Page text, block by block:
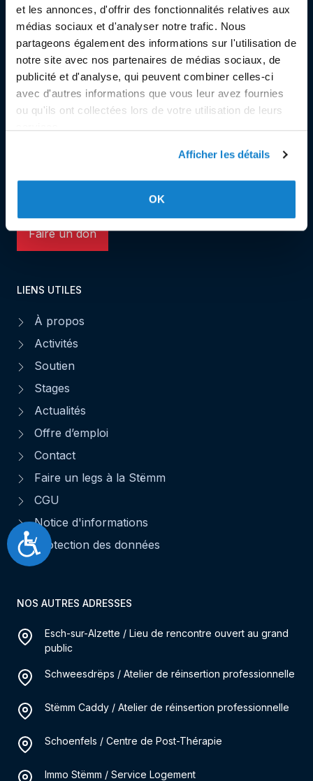
et les annonces, d'offrir des fonctionnalités relatives aux
médias sociaux et d'analyser notre trafic. Nous
partageons également des informations sur l'utilisation de
notre site avec nos partenaires de médias sociaux, de
publicité et d'analyse, qui peuvent combiner celles-ci
avec d'autres informations que vous leur avez fournies
ou qu'ils ont collectées lors de votre utilisation de leurs
Afficher les détails
OK
Accessibilité
SIÈGE SOCIAL
Faire un don
LIENS UTILES
À propos
Activités
Soutien
Stages
Actualités
Offre d’emploi
Contact
Faire un legs à la Stëmm
CGU
Notice d'informations
Protection des données
NOS AUTRES ADRESSES
Esch-sur-Alzette / Lieu de rencontre ouvert au grand
public
Schweesdrëps / Atelier de réinsertion professionnelle
Stëmm Caddy / Atelier de réinsertion professionnelle
Schoenfels / Centre de Post-Thérapie
Immo Stëmm / Service Logement